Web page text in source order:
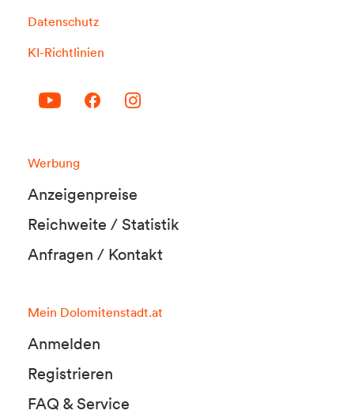
Datenschutz
KI-Richtlinien
Werbung
Anzeigenpreise
Reichweite / Statistik
Anfragen / Kontakt
Mein Dolomitenstadt.at
Anmelden
Registrieren
FAQ & Service